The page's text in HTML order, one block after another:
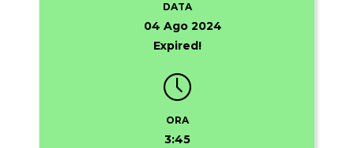
DATA
04 Ago 2024
Expired!
ORA
3:45